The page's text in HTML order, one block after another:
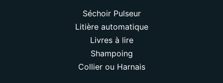
Séchoir Pulseur
Litière automatique
Livres à lire
Shampoing
Collier ou Harnais